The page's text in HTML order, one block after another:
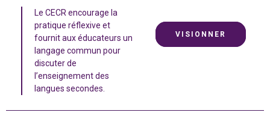
Le CECR encourage la
pratique réflexive et
fournit aux éducateurs un
langage commun pour
discuter de
l’enseignement des
langues secondes.
VISIONNER